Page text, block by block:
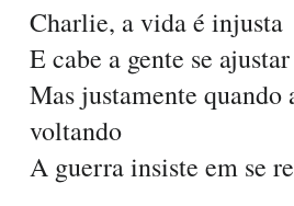
Charlie, a vida é injusta
E cabe a gente se ajustar
Mas justamente quando
voltando
A guerra insiste em se